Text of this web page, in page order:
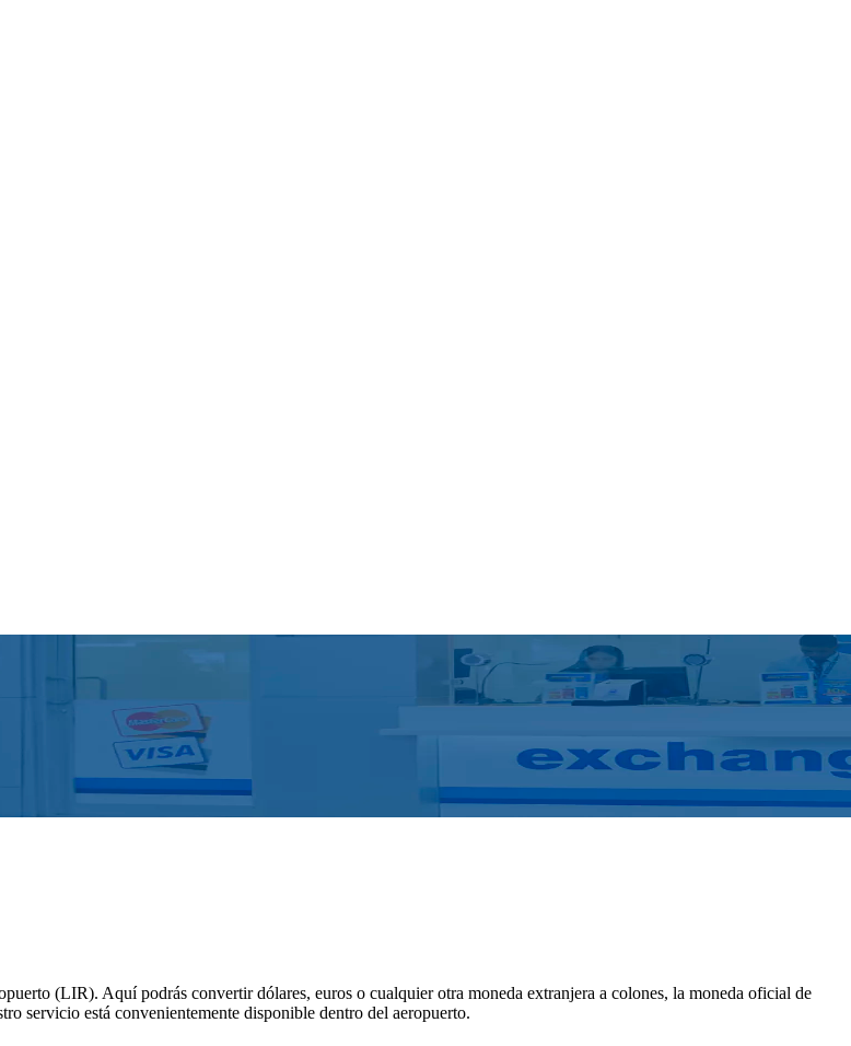
(LIR). Aquí podrás convertir dólares, euros o cualquier otra moneda extranjera a colones, la moneda oficial de
servicio está convenientemente disponible dentro del aeropuerto.